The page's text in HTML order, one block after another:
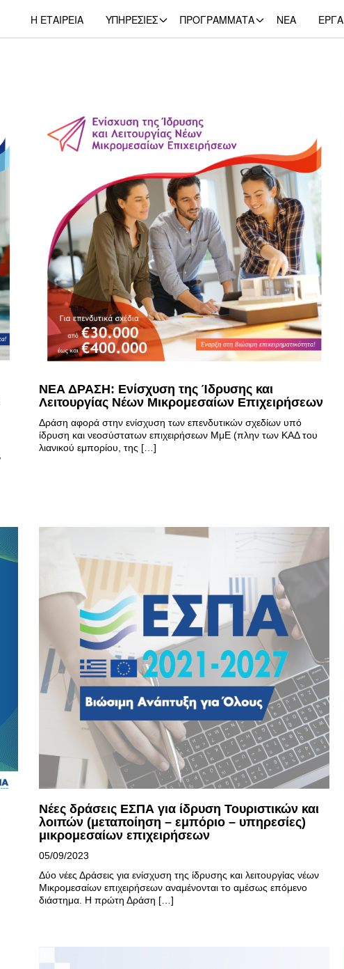
Η ΕΤΑΙΡΕΙΑ ΥΠΗΡΕΣΙΕΣ ΠΡΟΓΡΑΜΜΑΤΑ NEA ΕΡΓΑ
ΝΕΑ ΔΡΑΣΗ: Ενίσχυση της Ίδρυσης και
Λειτουργίας Νέων Μικρομεσαίων Επιχειρήσεων
Δράση αφορά στην ενίσχυση των επενδυτικών σχεδίων υπό
ίδρυση και νεοσύστατων επιχειρήσεων ΜμΕ (πλην των ΚΑΔ του
λιανικού εμπορίου, της […]
Νέες δράσεις ΕΣΠΑ για ίδρυση Τουριστικών και
λοιπών (μεταποίηση – εμπόριο – υπηρεσίες)
μικρομεσαίων επιχειρήσεων
05/09/2023
Δύο νέες Δράσεις για ενίσχυση της ίδρυσης και λειτουργίας νέων
Μικρομεσαίων επιχειρήσεων αναμένονται το αμέσως επόμενο
διάστημα. Η πρώτη Δράση […]